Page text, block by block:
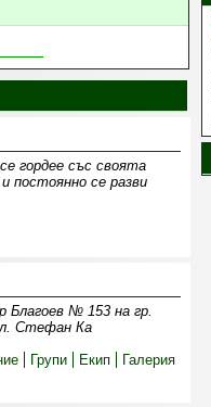
гордее със своята
постоянно се разви
Благоев № 153 на гр.
Стефан Ка
Групи Екип Галерия